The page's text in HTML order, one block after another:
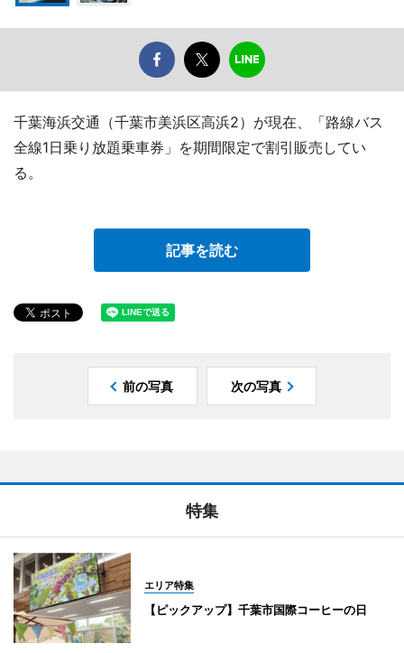
千葉海浜交通（千葉市美浜区高浜2）が現在、「路線バス
全線1日乗り放題乗車券」を期間限定で割引販売してい
る。
記事を読む
前の写真 次の写真
特集
エリア特集
【ピックアップ】千葉市国際コーヒーの日